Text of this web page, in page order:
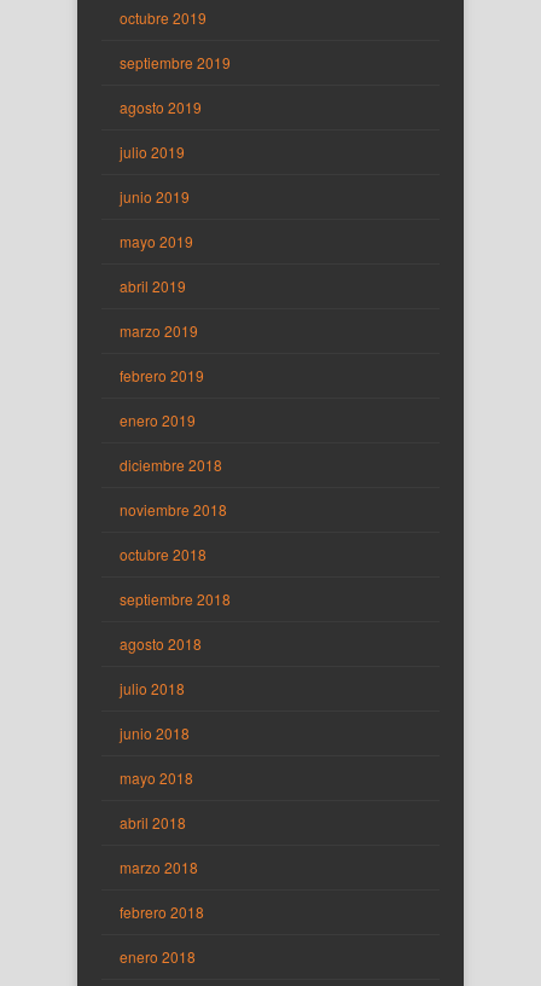
octubre 2019
septiembre 2019
agosto 2019
julio 2019
junio 2019
mayo 2019
abril 2019
marzo 2019
febrero 2019
enero 2019
diciembre 2018
noviembre 2018
octubre 2018
septiembre 2018
agosto 2018
julio 2018
junio 2018
mayo 2018
abril 2018
marzo 2018
febrero 2018
enero 2018